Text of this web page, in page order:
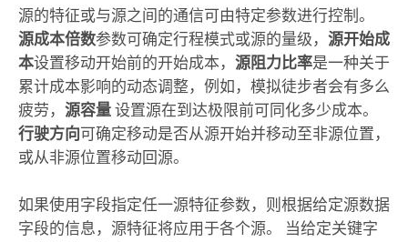
源的特征或与源之间的通信可由特定参数进行控制。
源成本倍数参数可确定行程模式或源的量级， 源开始成
本设置移动开始前的开始成本， 源阻力比率是一种关于
累计成本影响的动态调整，例如，模拟徒步者会有多么
疲劳， 源容量 设置源在到达极限前可同化多少成本。
行驶方向可确定移动是否从源开始并移动至非源位置，
或从非源位置移动回源。
如果使用字段指定任一源特征参数，则根据给定源数据
字段的信息，源特征将应用于各个源。 当给定关键字